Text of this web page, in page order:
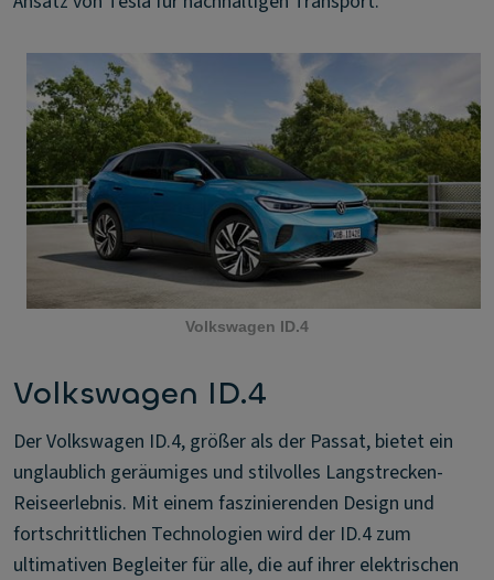
Volkswagen ID.4
Volkswagen ID.4
Der Volkswagen ID.4, größer als der Passat, bietet ein
unglaublich geräumiges und stilvolles Langstrecken-
Reiseerlebnis. Mit einem faszinierenden Design und
fortschrittlichen Technologien wird der ID.4 zum
ultimativen Begleiter für alle, die auf ihrer elektrischen